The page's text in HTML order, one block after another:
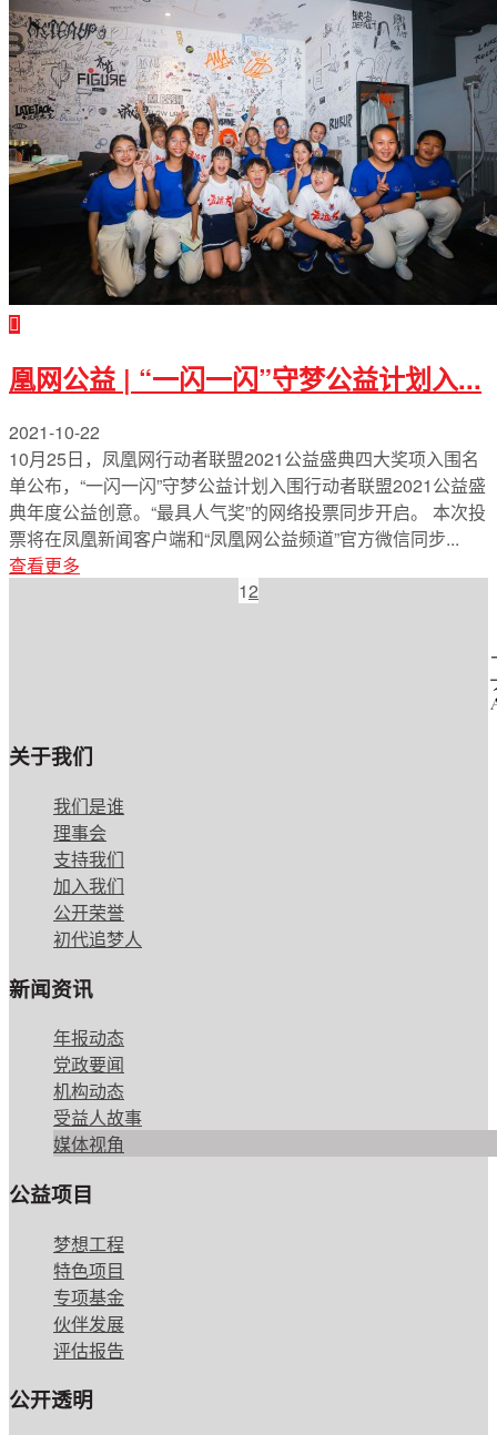
凰网公益 | “一闪一闪”守梦公益计划入...
2021-10-22
10月25日，凤凰网行动者联盟2021公益盛典四大奖项入围名
单公布，“一闪一闪”守梦公益计划入围行动者联盟2021公益盛
典年度公益创意。“最具人气奖”的网络投票同步开启。 本次投
票将在凤凰新闻客户端和“凤凰网公益频道”官方微信同步...
查看更多
12
关于我们
我们是谁
理事会
支持我们
加入我们
公开荣誉
初代追梦人
新闻资讯
年报动态
党政要闻
机构动态
受益人故事
媒体视角
公益项目
梦想工程
特色项目
专项基金
伙伴发展
评估报告
公开透明